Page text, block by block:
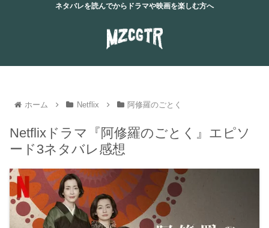
ネタバレを読んでからドラマや映画を楽しむ方へ
ホーム Netflix 阿修羅のごとく
Netflixドラマ『阿修羅のごとく』エピソ
ード3ネタバレ感想